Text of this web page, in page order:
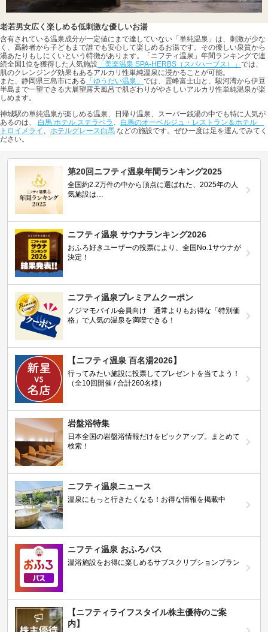
老若男女広く楽しめる低刺激な優しいお湯
含有されている温泉成分が一定値にまで達していない「単純温泉」は、刺激が少な
く、高齢者から子どもまで誰でも安心して楽しめるお湯です。その優しい泉質から
湯あたりもしにくいという特徴があります。「ニフティ温泉」年間ランキングで連
続全国1位を獲得した人気施設 「美楽温泉 SPA-HERBS（スパハーブス）」 では、
肌のクレンジング効果もあるアルカリ性単純温泉に浸かることが可能。
また、静岡県三島市にある 「ゆうだい温泉」 では、霊峰富士山と、駿河湾から伊豆
半島まで一望できる大展望露天風呂で肌ざわりがやさしいアルカリ性単純温泉が楽
しめます。
神城駅の単純温泉が楽しめる温泉、日帰り温泉、スーパー銭湯の中でも特に人気が
あるのは、 白馬 ホテル ステラベラ 、 白馬のオーベルジュ・レストラン＆ホテル
トロイメライ 、 ホテルグレース白馬 などの施設です。ぜひ一度は足を運んでみてく
ださい。
第20回ニフティ温泉年間ランキング2025
全国約2.2万件の中から頂点に選ばれた、2025年の人
気施設は…
ニフティ温泉 サウナランキング2026
おふろ好きユーザーの投票により、全国No.1サウナが
決定！
ニフティ温泉プレミアムクーポン
ノジマモバイル会員向け 通常よりもお得な「特別価
格」で人気の温泉を満喫できる！
【ニフティ温泉 百名湯2026】
行ってみたい施設に投票してプレゼントを当てよう！
（全10回開催 / 合計260名様）
岩盤浴特集
日本全国の岩盤浴情報だけをピックアップ。まとめて
検索！
ニフティ温泉ニュース
温泉にもっと行きたくなる！お得な情報を掲載中
ニフティ温泉 おふろパス
温浴施設をお得に楽しめるサブスクリプションプラン
【ニフティライフスタイル株主優待のご案
内】